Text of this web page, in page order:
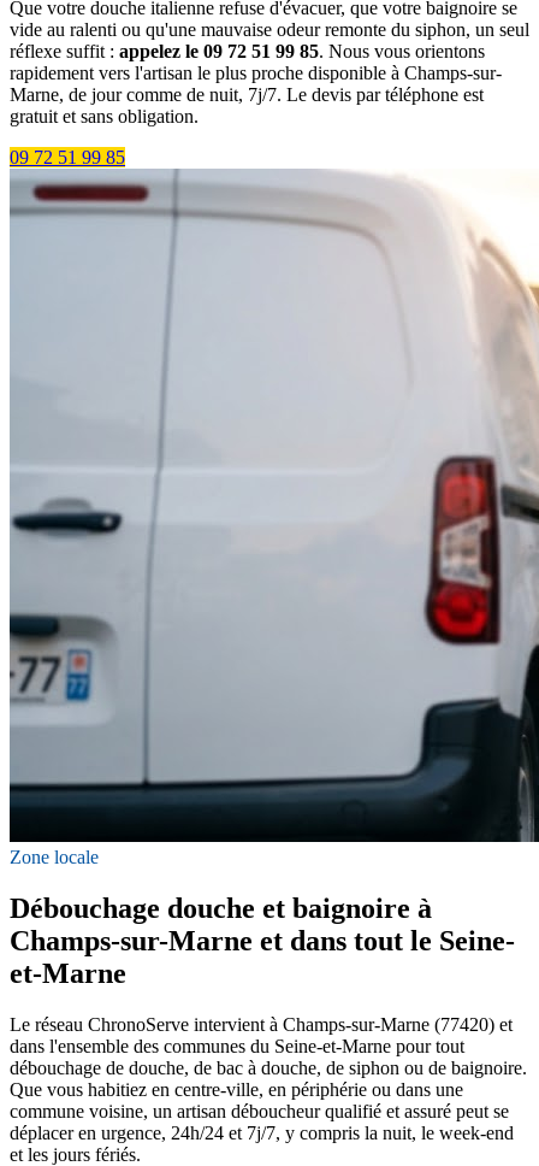
Que votre douche italienne refuse d'évacuer, que votre baignoire se
vide au ralenti ou qu'une mauvaise odeur remonte du siphon, un seul
réflexe suffit : appelez le 09 72 51 99 85. Nous vous orientons
rapidement vers l'artisan le plus proche disponible à Champs-sur-
Marne, de jour comme de nuit, 7j/7. Le devis par téléphone est
gratuit et sans obligation.
09 72 51 99 85
Zone locale
Débouchage douche et baignoire à
Champs-sur-Marne et dans tout le Seine-
et-Marne
Le réseau ChronoServe intervient à Champs-sur-Marne (77420) et
dans l'ensemble des communes du Seine-et-Marne pour tout
débouchage de douche, de bac à douche, de siphon ou de baignoire.
Que vous habitiez en centre-ville, en périphérie ou dans une
commune voisine, un artisan déboucheur qualifié et assuré peut se
déplacer en urgence, 24h/24 et 7j/7, y compris la nuit, le week-end
et les jours fériés.